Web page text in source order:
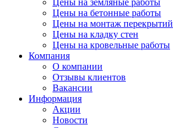
Цены на земляные работы
Цены на бетонные работы
Цены на монтаж перекрытий
Цены на кладку стен
Цены на кровельные работы
Компания
О компании
Отзывы клиентов
Вакансии
Информация
Акции
Новости